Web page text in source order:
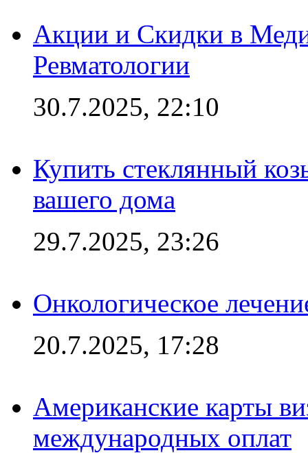
Акции и Скидки в
Ревматологии
30.7.2025, 22:10
Купить стеклянный
вашего дома
29.7.2025, 23:26
Онкологическое
20.7.2025, 17:28
Американские карты
международных оплат